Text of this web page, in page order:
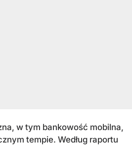
w tym bankowość mobilna,
tempie. Według raportu